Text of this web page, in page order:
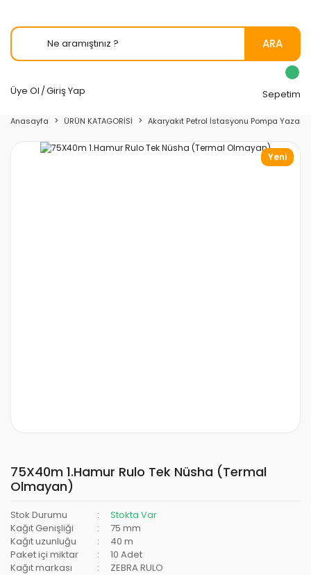
ARA
Üye Ol /Giriş Yap Sepetim
Anasayfa ÜRÜN KATAGORİSİ Akaryakıt Petrol İstasyonu Pompa
Yeni
75X40m 1.Hamur Rulo Tek Nüsha (Termal
Olmayan)
Stok Durumu
Stokta Var
Kağıt Genişliği
75 mm
Kağıt uzunluğu
40 m
Paket içi miktar
10 Adet
Kağıt markası
ZEBRA RULO